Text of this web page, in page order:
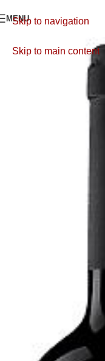
Skip to navigation
Skip to main content
MENU